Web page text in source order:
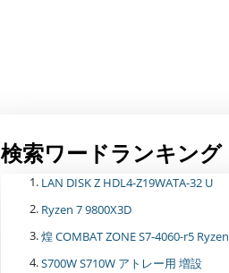
検索ワードランキング
LAN DISK Z HDL4-Z19WATA-32 U
Ryzen 7 9800X3D
煌 COMBAT ZONE S7-4060-r5 Ryzen
S700W S710W アトレー用 増設